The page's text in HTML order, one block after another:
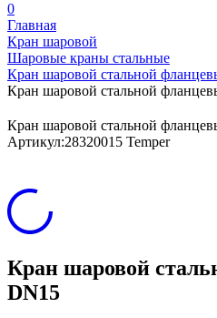
0
Главная
Кран шаровой
Шаровые краны стальные
Кран шаровой стальной
Кран шаровой стальной
Кран шаровой стальной
Артикул:28320015 Temper
Кран шаровой
DN15